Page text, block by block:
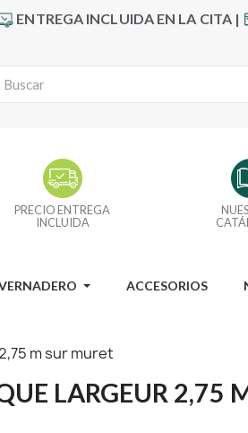
ENTREGA INCLUIDA EN LA CITA |
PRECIO ENTREGA
INCLUIDA
ACCESORIOS
m sur muret
LARGEUR 2,75